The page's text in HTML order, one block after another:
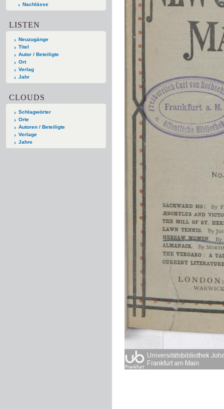
Nachlässe
LISTEN
Neuzugänge
Titel
Autor / Beteiligte
Ort
Verlag
Jahr
CLOUDS
Schlagwörter
Orte
Autoren / Beteiligte
Verlage
Jahre